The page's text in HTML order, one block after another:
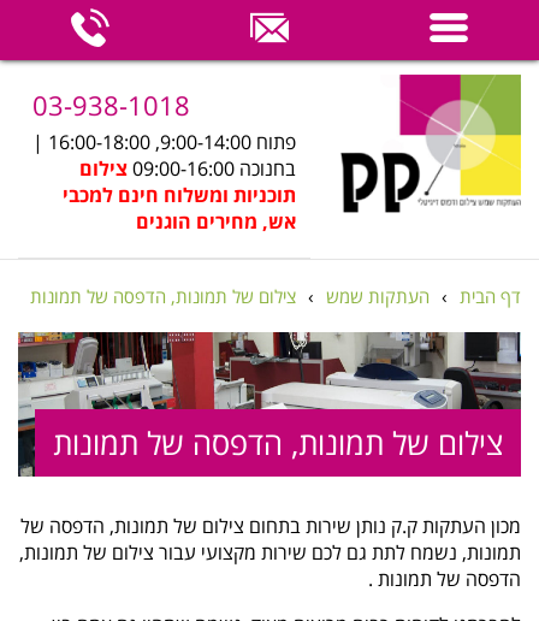
03-938-1018
פתוח 9:00-14:00, 16:00-18:00 |
בחנוכה 09:00-16:00
צילום
תוכניות ומשלוח חינם למכבי
אש, מחירים הוגנים
דף הבית › העתקות שמש › צילום של תמונות, הדפסה של תמונות
צילום של תמונות, הדפסה של תמונות
מכון העתקות ק.ק נותן שירות בתחום צילום של תמונות, הדפסה של
תמונות, נשמח לתת גם לכם שירות מקצועי עבור צילום של תמונות,
הדפסה של תמונות .